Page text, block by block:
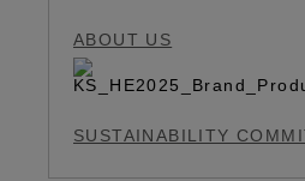
ABOUT US
SUSTAINABILITY